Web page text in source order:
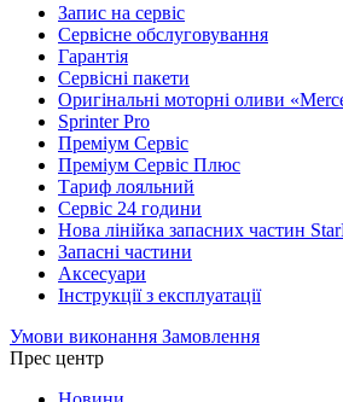
Запис на сервіс
Сервісне обслуговування
Гарантія
Сервісні пакети
Оригінальні моторні оливи
Sprinter Pro
Преміум Сервіс
Преміум Сервіс Плюс
Тариф лояльний
Сервіс 24 години
Нова лінійка запасних частин
Запасні частини
Аксесуари
Інструкції з експлуатації
Умови виконання Замовлення
Прес центр